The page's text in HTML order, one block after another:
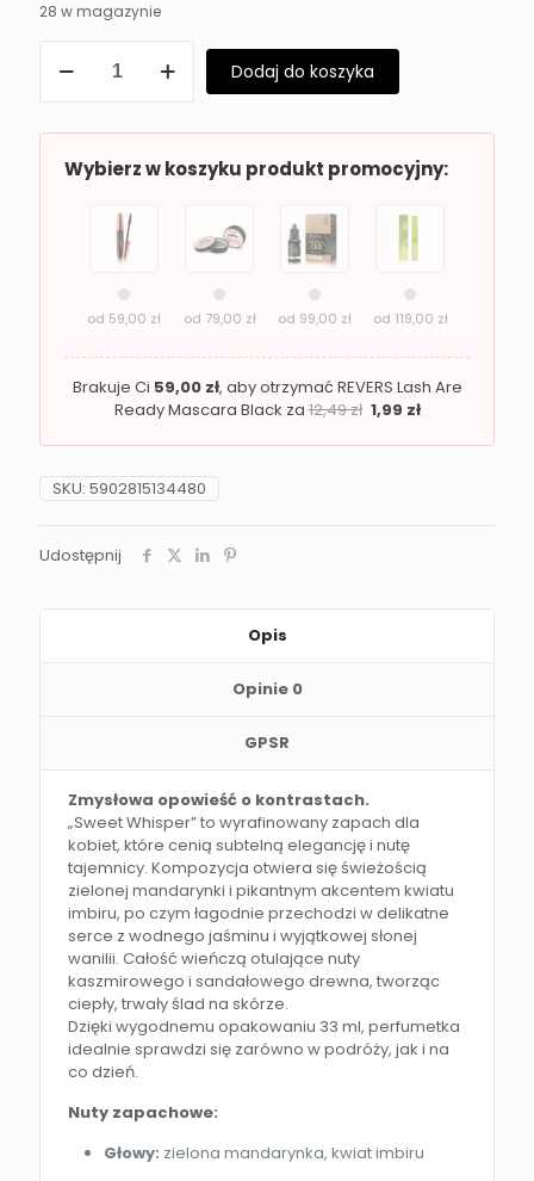
28 w magazynie
REVERS
Dodaj do koszyka
Wybierz w koszyku produkt promocyjny:
od 59,00 zł od 79,00 zł od 99,00 zł od 119,00 zł
Brakuje Ci 59,00 zł, aby otrzymać REVERS Lash Are
Ready Mascara Black za12,49zł 1,99 zł
SKU: 5902815134480
Udostępnij
Opis
Opinie 0
GPSR
Zmysłowa opowieść o kontrastach.
„Sweet Whisper” to wyrafinowany zapach dla
kobiet, które cenią subtelną elegancję i nutę
tajemnicy. Kompozycja otwiera się świeżością
zielonej mandarynki i pikantnym akcentem kwiatu
imbiru, po czym łagodnie przechodzi w delikatne
serce z wodnego jaśminu i wyjątkowej słonej
wanilii. Całość wieńczą otulające nuty
kaszmirowego i sandałowego drewna, tworząc
ciepły, trwały ślad na skórze.
Dzięki wygodnemu opakowaniu 33 ml, perfumetka
idealnie sprawdzi się zarówno w podróży, jak i na
co dzień.
Nuty zapachowe:
Głowy: zielona mandarynka, kwiat imbiru